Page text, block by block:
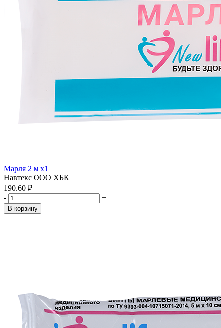
Марля 2 м x1
Навтекс ООО ХБК
190.60 ₽
-
+
В корзину